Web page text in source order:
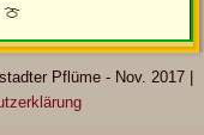
🍈
Pflüme - Nov. 2017 |